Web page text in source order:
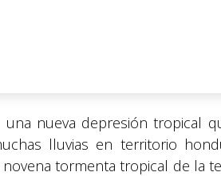
una nueva depresión tropical
lluvias en territorio
novena tormenta tropical de la